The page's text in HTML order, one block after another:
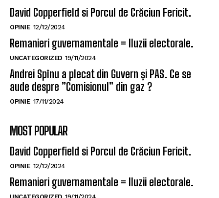
David Copperfield si Porcul de Crăciun Fericit.
OPINIE 12/12/2024
Remanieri guvernamentale = Iluzii electorale.
UNCATEGORIZED 19/11/2024
Andrei Spînu a plecat din Guvern și PAS. Ce se
aude despre ”Comisionul” din gaz ?
OPINIE 17/11/2024
MOST POPULAR
David Copperfield si Porcul de Crăciun Fericit.
OPINIE 12/12/2024
Remanieri guvernamentale = Iluzii electorale.